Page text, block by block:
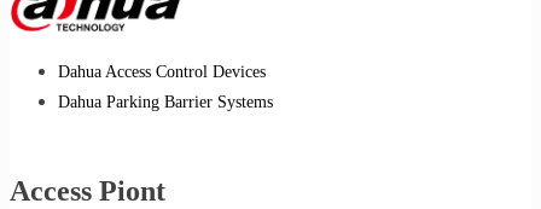
Dahua Access Control Devices
Dahua Parking Barrier Systems
Access Piont